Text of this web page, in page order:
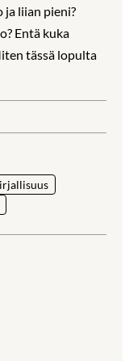
ja liian pieni?
Entä kuka
tässä lopulta